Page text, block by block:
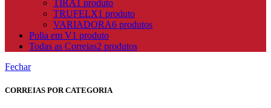
TIRA1 produto
TRUFELX1 produto
VARIADORA6 produtos
Polia em V1 produto
Todas as Correias2 produtos
Fechar
CORREIAS POR CATEGORIA